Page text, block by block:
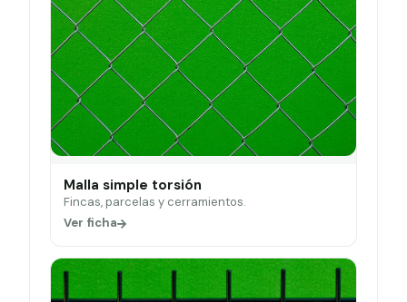
Malla simple torsión
Fincas, parcelas y cerramientos.
Ver ficha